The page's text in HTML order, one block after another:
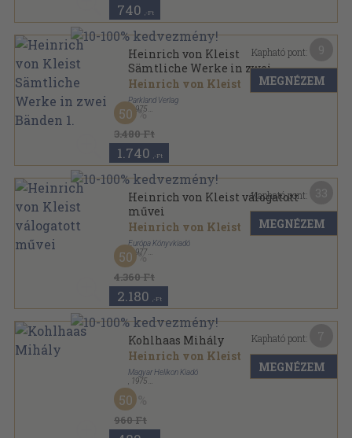
740 ,-Ft
Heinrich von Kleist
Sämtliche Werke in zwei
Bänden 1.
Heinrich von Kleist
Parkland Verlag
, 1975
Vászon
3.480 Ft
50
1.740 ,-Ft
Kapható pont:
MEGNÉZEM
Heinrich von Kleist válogatott
művei
Heinrich von Kleist
Európa Könyvkiadó
, 1977
Vászon
4.360 Ft
50
2.180 ,-Ft
Kapható pont:
MEGNÉZEM
Kohlhaas Mihály
Heinrich von Kleist
Magyar Helikon Kiadó
1975
Varrott keménykötés
960 Ft
50
Kapható pont:
MEGNÉZEM